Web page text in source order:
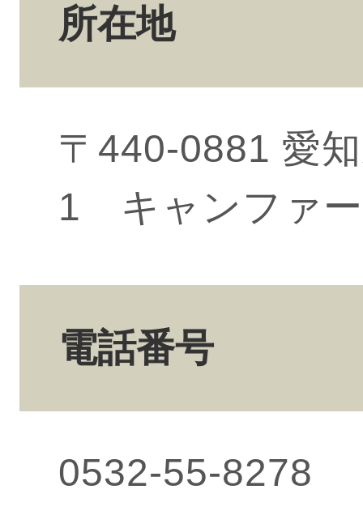
所在地
〒440-0881 愛
1 キャンファー
電話番号
0532-55-8278